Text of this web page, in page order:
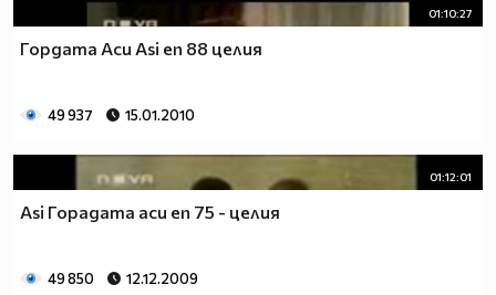
01:10:27
Гордата Аси Asi еп 88 целия
49 937 15.01.2010
01:12:01
Asi Горадата аси еп 75 - целия
49 850 12.12.2009